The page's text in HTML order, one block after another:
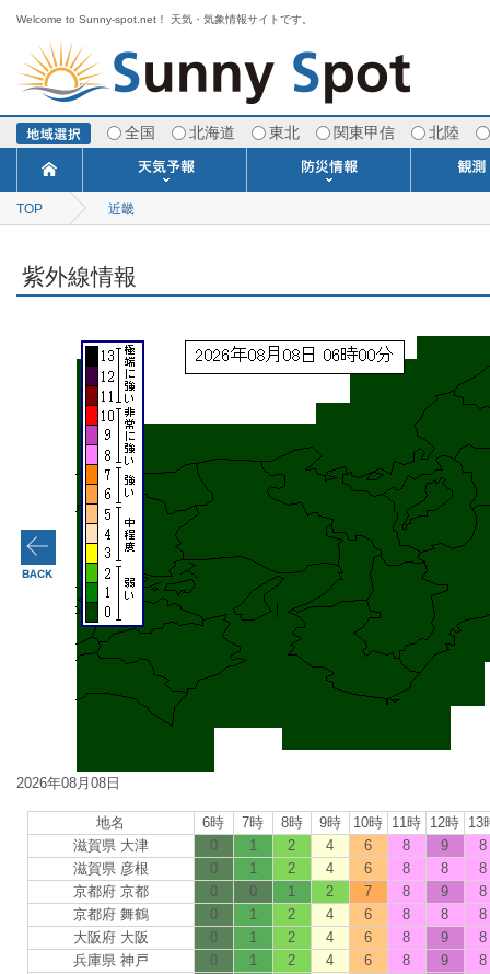
Welcome to Sunny-spot.net！ 天気・気象情報サイトです。
全国 北海道 東北 関東甲信 北陸
今日明日の天気
ポイント予報
週間天気予報
寒・暖候期予報
TOP 近畿
紫外線情報
2026年08月08日
地名 6時 7時 8時 9時 10時 11時 12時 13
滋賀県 大津
0 1 2 4 6 8 9
8
滋賀県 彦根
0 1 2 4 6 8 8
8
京都府 京都
0 0 1 2 7 8 9
8
京都府 舞鶴
0 1 2 4 6 8 8
8
大阪府 大阪
0 1 2 4 6 8 9
8
兵庫県 神戸
0 1 2 4 6 8 9
8